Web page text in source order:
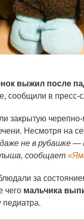
выжил после
сообщили в
закрытую
Несмотря на
не в рубашке —
сообщает
за
чего мальчика
педиатра.